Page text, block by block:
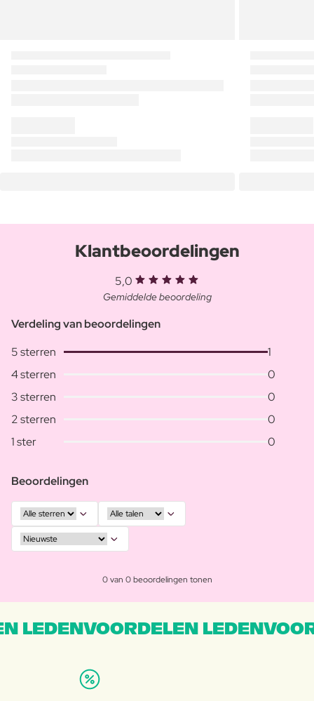
Klantbeoordelingen
5,0
Gemiddelde beoordeling
Verdeling van beoordelingen
5 sterren
1
4 sterren
0
3 sterren
0
2 sterren
0
1 ster
0
Beoordelingen
0 van 0 beoordelingen tonen
LEDENVOORDELEN